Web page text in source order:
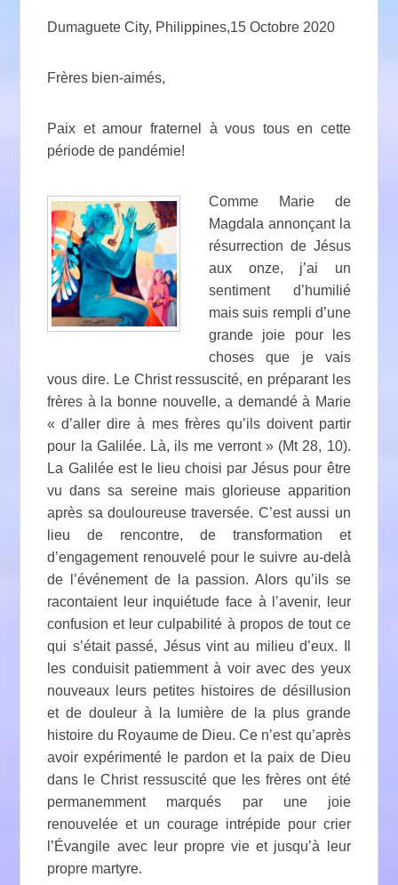
Dumaguete City, Philippines,15 Octobre 2020
Frères bien-aimés,
Paix et amour fraternel à vous tous en cette
période de pandémie!
Comme Marie de
Magdala annonçant la
résurrection de Jésus
aux onze, j’ai un
sentiment d’humilié
mais suis rempli d’une
grande joie pour les
choses que je vais
vous dire. Le Christ ressuscité, en préparant les
frères à la bonne nouvelle, a demandé à Marie
« d’aller dire à mes frères qu’ils doivent partir
pour la Galilée. Là, ils me verront » (Mt 28, 10).
La Galilée est le lieu choisi par Jésus pour être
vu dans sa sereine mais glorieuse apparition
après sa douloureuse traversée. C’est aussi un
lieu de rencontre, de transformation et
d’engagement renouvelé pour le suivre au-delà
de l’événement de la passion. Alors qu’ils se
racontaient leur inquiétude face à l’avenir, leur
confusion et leur culpabilité à propos de tout ce
qui s’était passé, Jésus vint au milieu d’eux. Il
les conduisit patiemment à voir avec des yeux
nouveaux leurs petites histoires de désillusion
et de douleur à la lumière de la plus grande
histoire du Royaume de Dieu. Ce n’est qu’après
avoir expérimenté le pardon et la paix de Dieu
dans le Christ ressuscité que les frères ont été
permanemment marqués par une joie
renouvelée et un courage intrépide pour crier
l’Évangile avec leur propre vie et jusqu’à leur
propre martyre.